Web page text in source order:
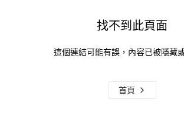
找不到此頁面
這個連結可能有誤，內容已被隱藏
首頁